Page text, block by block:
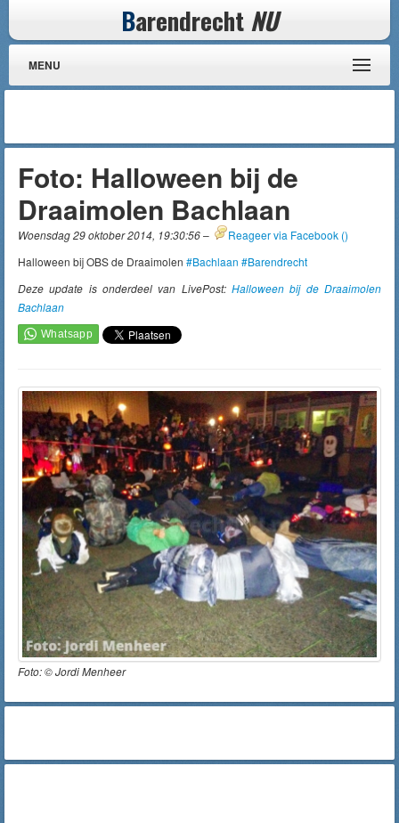
Barendrecht NU
MENU
Foto: Halloween bij de
Draaimolen Bachlaan
Woensdag 29 oktober 2014, 19:30:56– Reageer via Facebook ()
Halloween bij OBS de Draaimolen #Bachlaan #Barendrecht
Deze update is onderdeel van LivePost: Halloween bij de Draaimolen
Bachlaan
Foto: ©Jordi Menheer